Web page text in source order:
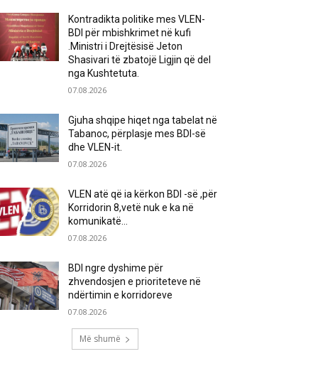
Kontradikta politike mes VLEN-
BDI për mbishkrimet në kufi
.Ministri i Drejtësisë Jeton
Shasivari të zbatojë Ligjin që del
nga Kushtetuta.
07.08.2026
Gjuha shqipe hiqet nga tabelat në
Tabanoc, përplasje mes BDI-së
dhe VLEN-it.
07.08.2026
VLEN atë që ia kërkon BDI -së ,për
Korridorin 8,vetë nuk e ka në
komunikatë…
07.08.2026
BDI ngre dyshime për
zhvendosjen e prioriteteve në
ndërtimin e korridoreve
07.08.2026
Më shumë